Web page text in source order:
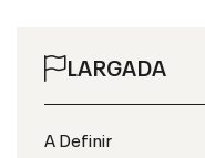
LARGADA
A Definir